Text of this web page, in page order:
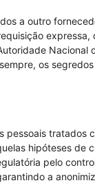
a outro
expressa,
Nacional
os
pessoais tratados
hipóteses de
pelo
a